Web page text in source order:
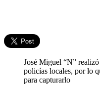
José Miguel “N”
policías locales, por lo
para capturarlo